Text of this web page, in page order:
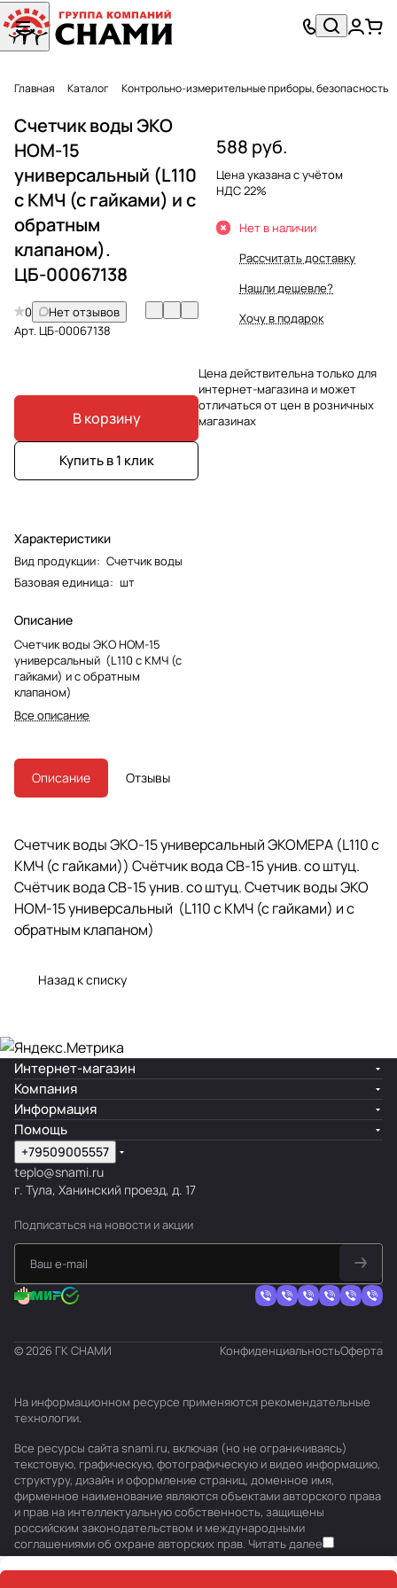
Главная Каталог Контрольно-измерительные приборы, безопасность
Счетчик воды ЭКО
НОМ-15
универсальный (L110
с КМЧ (с гайками) и с
обратным
клапаном).
ЦБ-00067138
0
Нет отзывов
Арт.ЦБ-00067138
В корзину
Купить в 1 клик
Характеристики
Вид продукции: Счетчик воды
Базовая единица: шт
Описание
Счетчик воды ЭКО НОМ-15
универсальный (L110 с КМЧ (с
гайками) и с обратным
клапаном)
Все описание
588 руб.
Цена указана с учётом
НДС 22%
Нет в наличии
Рассчитать доставку
Нашли дешевле?
Хочу в подарок
Цена действительна только для
интернет-магазина и может
отличаться от цен в розничных
магазинах
Описание Отзывы
Счетчик воды ЭКО-15 универсальный ЭКОМЕРА (L110 с
КМЧ (с гайками)) Счётчик вода СВ-15 унив. со штуц.
Счётчик вода СВ-15 унив. со штуц. Счетчик воды ЭКО
НОМ-15 универсальный (L110 с КМЧ (с гайками) и с
обратным клапаном)
Назад к списку
Интернет-магазин
Компания
Информация
Помощь
+79509005557
teplo@snami.ru
г. Тула, Ханинский проезд, д. 17
Подписаться на новости и акции
© 2026 ГК СНАМИ КонфиденциальностьОферта
На информационном ресурсе применяются рекомендательные
технологии.
Все ресурсы сайта snami.ru, включая (но не ограничиваясь)
текстовую, графическую, фотографическую и видео информацию,
структуру, дизайн и оформление страниц, доменное имя,
фирменное наименование являются объектами авторского права
и прав на интеллектуальную собственность, защищены
российским законодательством и международными
соглашениями об охране авторских прав. Читать далее